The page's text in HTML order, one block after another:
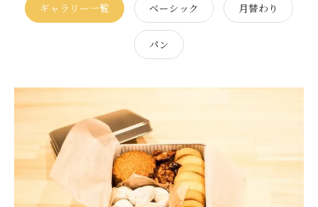
ギャラリー一覧 ベーシック 月替わり
パン